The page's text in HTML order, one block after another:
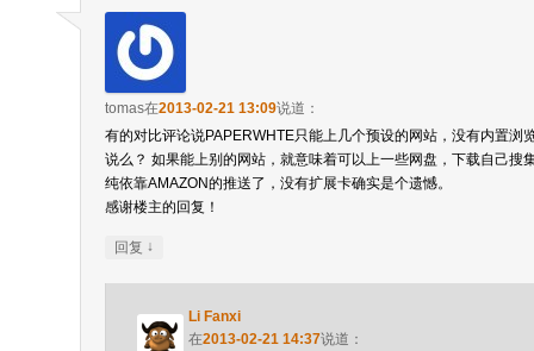
tomas在2013-02-21 13:09说道：
有的对比评论说PAPERWHTE只能上几个预设的网站，没有内置浏
说么？ 如果能上别的网站，就意味着可以上一些网盘，下载自己搜
纯依靠AMAZON的推送了，没有扩展卡确实是个遗憾。
感谢楼主的回复！
回复 ↓
Li Fanxi
在2013-02-21 14:37说道：